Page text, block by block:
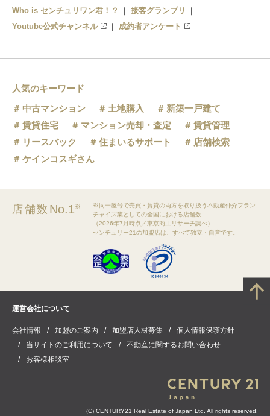
Who is センチュリワン君！？
接客グランプリ
Youtube公式チャンネル
成約者アンケート
人気のキーワード
中古マンション
土地購入
新築一戸建て
賃貸住宅
マンション売却・査定
賃貸管理
リースバック
住まいるサポート
店舗検索
ケインコスギさん
店舗数 No.1※
※同一屋号で売買・賃貸の両方を取り扱う不動産仲介フラン
チャイズ業としての全国における店舗数
（2026年7月時点／東京商工リサーチ調べ）
センチュリー21の加盟店は、すべて独立・自営です。
運営会社について
会社情報 加盟のご案内 加盟店人材募集
個人情報保護方針
当サイトのご利用について
不動産に関するお問い合わせ
お客様相談室
(C) CENTURY21 Real Estate of Japan Ltd. All rights reserved.